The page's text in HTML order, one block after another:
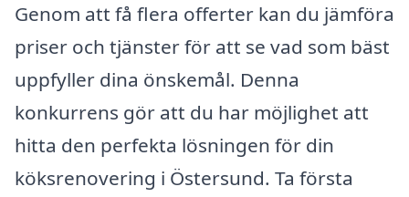
Genom att få flera offerter kan du jämföra
priser och tjänster för att se vad som bäst
uppfyller dina önskemål. Denna
konkurrens gör att du har möjlighet att
hitta den perfekta lösningen för din
köksrenovering i Östersund. Ta första